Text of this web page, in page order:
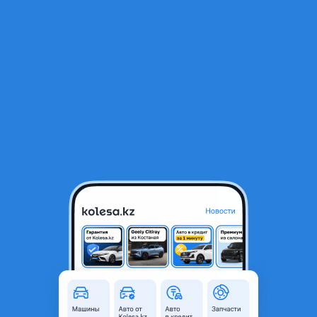
Передняя накладка Рекс для w906 Sprinter дорестайлинг
Алматы, Алматинская